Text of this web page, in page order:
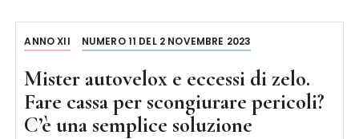
ANNO XII NUMERO 11 DEL 2 NOVEMBRE 2023
Mister autovelox e eccessi di zelo.
Fare cassa per scongiurare pericoli?
C’è una semplice soluzione